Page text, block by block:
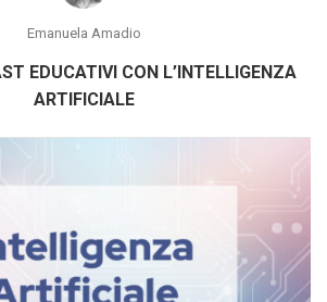
Emanuela Amadio
EDUCATIVI CON L’INTELLIGENZA
ARTIFICIALE